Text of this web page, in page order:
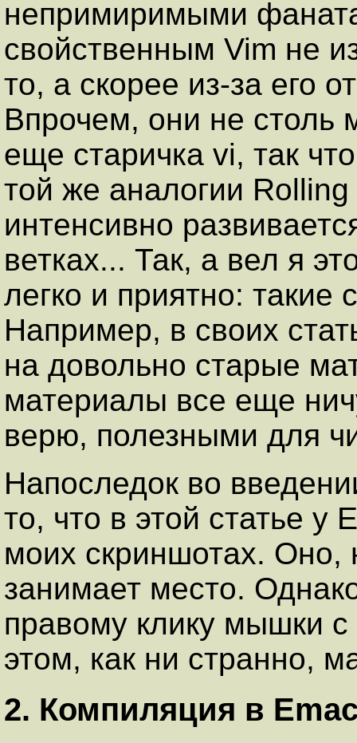
непримиримыми
свойственным Vim не
то, а скорее из-за его
Впрочем, они не столь
еще старичка vi, так
той же аналогии
интенсивно
ветках... Так, а вел я
легко и приятно: такие
Например, в своих
на довольно старые
материалы все еще
верю, полезными для
Напоследок во
то, что в этой статье у
моих скриншотах. Оно,
занимает место.
правому клику мышки
этом, как ни странно,
2. Компиляция в